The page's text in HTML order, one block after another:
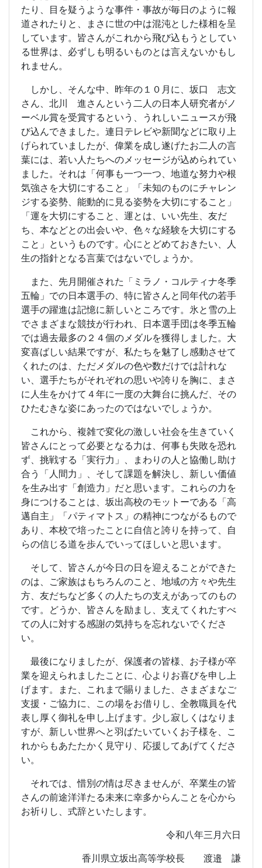
たり、目を疑うような事件・事故が毎日のように報
道されたりと、まさに世の中は混沌とした様相を呈
しています。皆さんがこれから飛び込もうとしてい
る世界は、必ずしも明るいものとは言えないかもし
れません。
しかし、そんな中、昨年の１０月に、坂口 志文
さん、北川 進さんという二人の日本人研究者がノ
ーベル賞を受賞するという、うれしいニュースが飛
び込んできました。連日テレビや新聞などに取り上
げられていましたが、偉業を成し遂げたお二人の言
葉には、若い人たちへのメッセージが込められてい
ました。それは「何事も一つ一つ、地道な努力や根
気強さを大切にすること」「未知のものにチャレン
ジする姿勢、能動的に見る姿勢を大切にすること」
「運を大切にすること、運とは、いい先生、友だ
ち、本などとの出会いや、色々な経験を大切にする
こと」というものです。心にとどめておきたい、人
生の指針となる言葉ではないでしょうか。
また、先月開催された「ミラノ・コルティナ冬季
五輪」での日本選手の、特に皆さんと同年代の若手
選手の躍進は記憶に新しいところです。氷と雪の上
でさまざまな競技が行われ、日本選手団は冬季五輪
では過去最多の２４個のメダルを獲得しました。大
変喜ばしい結果ですが、私たちを魅了し感動させて
くれたのは、ただメダルの色や数だけでは計れな
い、選手たちがそれぞれの思いや誇りを胸に、まさ
に人生をかけて４年に一度の大舞台に挑んだ、その
ひたむきな姿にあったのではないでしょうか。
これから、複雑で変化の激しい社会を生きていく
皆さんにとって必要となる力は、何事も失敗を恐れ
ず、挑戦する「実行力」、まわりの人と協働し助け
合う「人間力」、そして課題を解決し、新しい価値
を生み出す「創造力」だと思います。これらの力を
身につけることは、坂出高校のモットーである「高
邁自主」「パティマトス」の精神につながるもので
あり、本校で培ったことに自信と誇りを持って、自
らの信じる道を歩んでいってほしいと思います。
そして、皆さんが今日の日を迎えることができた
のは、ご家族はもちろんのこと、地域の方々や先生
方、友だちなど多くの人たちの支えがあってのもの
です。どうか、皆さんを励まし、支えてくれたすべ
ての人に対する感謝の気持ちを忘れないでくださ
い。
最後になりましたが、保護者の皆様、お子様が卒
業を迎えられましたことに、心よりお喜びを申し上
げます。また、これまで賜りました、さまざまなご
支援・ご協力に、この場をお借りし、全教職員を代
表し厚く御礼を申し上げます。少し寂しくはなりま
すが、新しい世界へと羽ばたいていくお子様を、こ
れからもあたたかく見守り、応援してあげてくださ
い。
それでは、惜別の情は尽きませんが、卒業生の皆
さんの前途洋洋たる未来に幸多からんことを心から
お祈りし、式辞といたします。
令和八年三月六日
香川県立坂出高等学校長 渡邉 謙